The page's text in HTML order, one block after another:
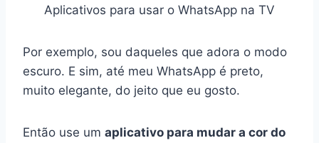
Aplicativos para usar o WhatsApp na TV
Por exemplo, sou daqueles que adora o modo
escuro. E sim, até meu WhatsApp é preto,
muito elegante, do jeito que eu gosto.
Então use um aplicativo para mudar a cor do